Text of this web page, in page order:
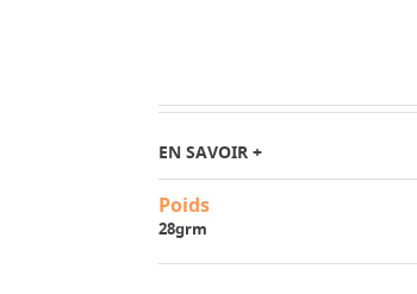
EN SAVOIR +
Poids
28grm